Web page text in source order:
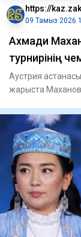
https://
09 Тамыз 2026
Ахмади
турнирінің
Аустрия
жарыста Маханов